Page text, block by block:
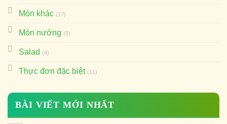
Món khác (17)
Món nướng (5)
Salad (4)
Thực đơn đặc biệt (11)
BÀI VIẾT MỚI NHẤT